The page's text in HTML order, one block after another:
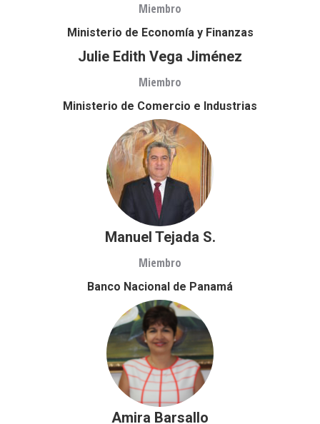
Miembro
Ministerio de Economía y Finanzas
Julie Edith Vega Jiménez
Miembro
Ministerio de Comercio e Industrias
Manuel Tejada S.
Miembro
Banco Nacional de Panamá
Amira Barsallo